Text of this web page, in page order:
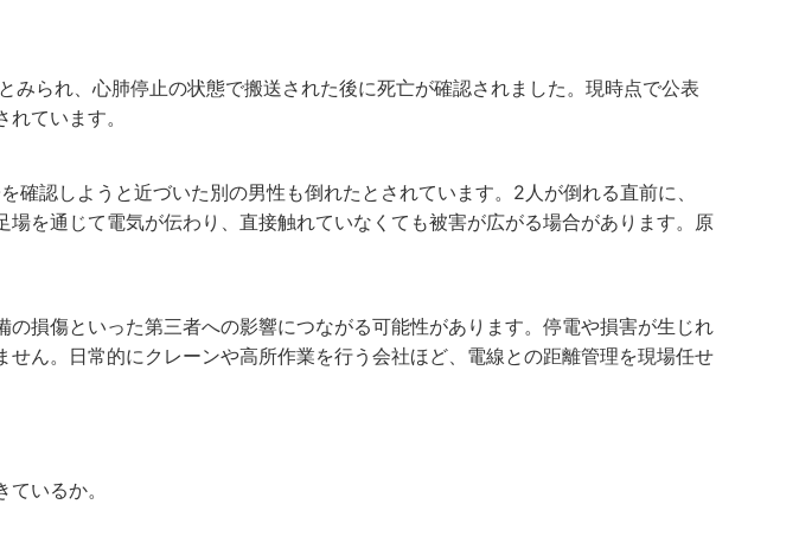
られ、心肺停止の状態で搬送された後に死亡が確認されました。現時点で公表
ています。
認しようと近づいた別の男性も倒れたとされています。2人が倒れる直前に、
を通じて電気が伝わり、直接触れていなくても被害が広がる場合があります。原
損傷といった第三者への影響につながる可能性があります。停電や損害が生じれ
ん。日常的にクレーンや高所作業を行う会社ほど、電線との距離管理を現場任せ
いるか。